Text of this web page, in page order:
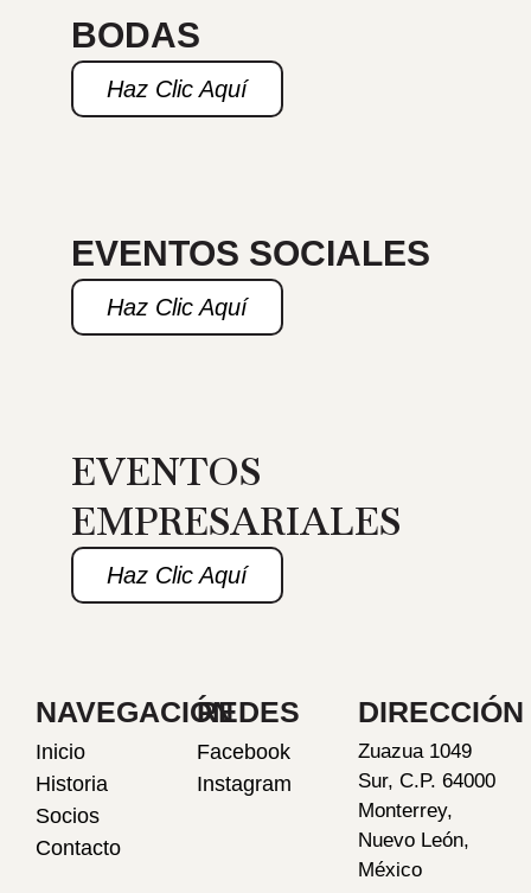
BODAS
Haz Clic Aquí
EVENTOS SOCIALES
Haz Clic Aquí
EVENTOS
EMPRESARIALES
Haz Clic Aquí
NAVEGACIÓN
Inicio
Historia
Socios
Contacto
REDES
Facebook
Instagram
DIRECCIÓN
Zuazua 1049
Sur, C.P. 64000
Monterrey,
Nuevo León,
México